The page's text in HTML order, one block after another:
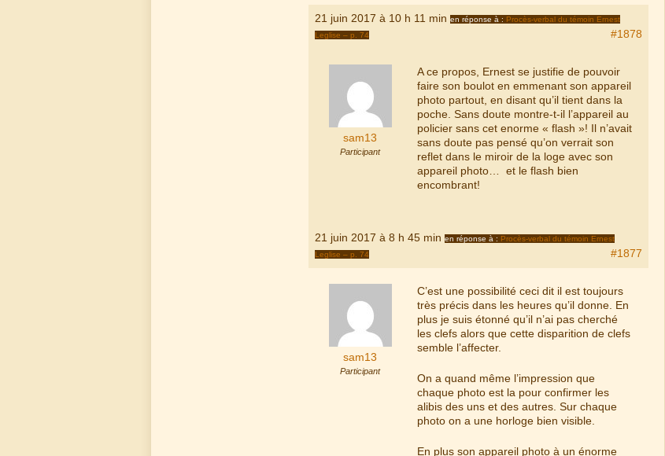
21 juin 2017 à 10 h 11 min en réponse à : Procès-verbal du témoin Ernest
Leglise – p. 74
#1878
sam13
Participant
A ce propos, Ernest se justifie de pouvoir
faire son boulot en emmenant son appareil
photo partout, en disant qu’il tient dans la
poche. Sans doute montre-t-il l’appareil au
policier sans cet enorme « flash »! Il n’avait
sans doute pas pensé qu’on verrait son
reflet dans le miroir de la loge avec son
appareil photo… et le flash bien
encombrant!
21 juin 2017 à 8 h 45 min en réponse à : Procès-verbal du témoin Ernest
Leglise – p. 74
#1877
sam13
Participant
C’est une possibilité ceci dit il est toujours
très précis dans les heures qu’il donne. En
plus je suis étonné qu’il n’ai pas cherché
les clefs alors que cette disparition de clefs
semble l’affecter.
On a quand même l’impression que
chaque photo est la pour confirmer les
alibis des uns et des autres. Sur chaque
photo on a une horloge bien visible.
En plus son appareil photo à un énorme